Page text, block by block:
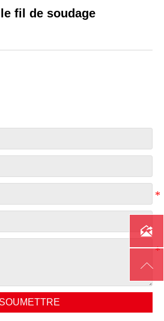
fil de soudage
SOUMETTRE

